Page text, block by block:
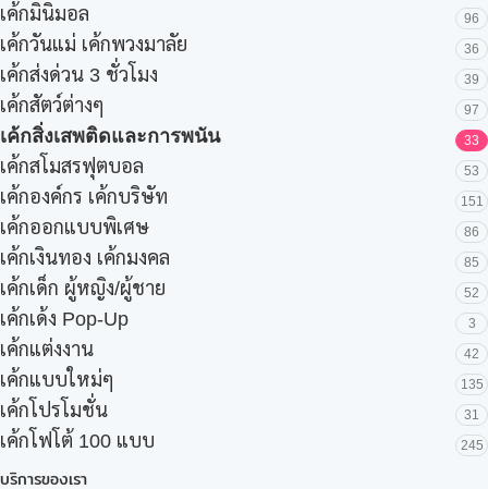
เค้กมินิมอล 96
เค้กวันแม่ เค้กพวงมาลัย 36
เค้กส่งด่วน 3 ชั่วโมง 39
เค้กสัตว์ต่างๆ 97
เค้กสิ่งเสพติดและการพนัน 33
เค้กสโมสรฟุตบอล 53
เค้กองค์กร เค้กบริษัท 151
เค้กออกแบบพิเศษ 86
เค้กเงินทอง เค้กมงคล 85
เค้กเด็ก ผู้หญิง/ผู้ชาย 52
เค้กเด้ง Pop-Up 3
เค้กแต่งงาน 42
เค้กแบบใหม่ๆ 135
เค้กโปรโมชั่น 31
เค้กโฟโต้ 100 แบบ 245
บริการของเรา